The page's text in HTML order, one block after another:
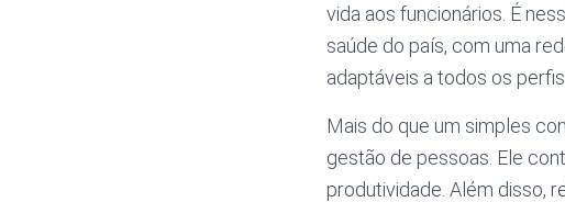
vida aos funcionários. É
saúde do país, com uma
adaptáveis a todos os
Mais do que um simples
gestão de pessoas. Ele
produtividade. Além disso,